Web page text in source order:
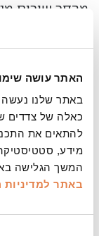
האתר עושה
כאלה של צדדים
להתאים את
מידע,
המשך הגלישה
באתר
מבחר שירים
מפגש שישי*
(*במקום יום ד /